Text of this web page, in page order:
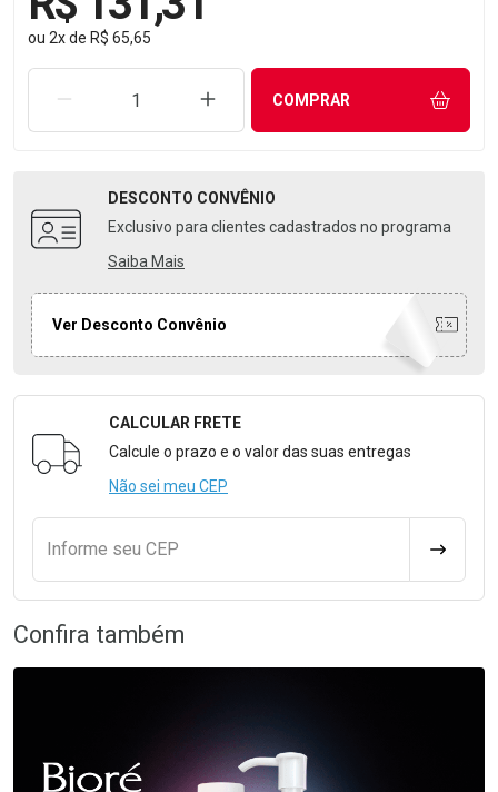
ou 2xde R$ 65,65
REMOVER UMA UNIDADEAUMENTAR UMA UNIDADE
COMPRAR
DESCONTO CONVÊNIO
Exclusivo para clientes cadastrados no programa
Saiba Mais
Ver Desconto Convênio
Formulário para Calcular o Frete
CALCULAR FRETE
Calcule o prazo e o valor das suas entregas
Não sei meu CEP
Informe seu CEP
Confira também